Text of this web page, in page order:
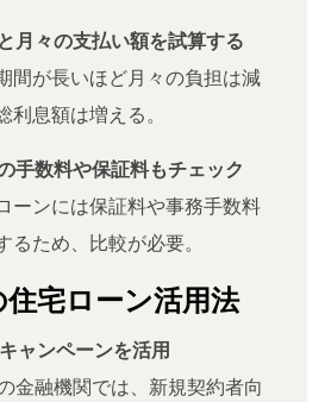
月々の支払い額を試算する
間が長いほど月々の負担は減
利息額は増える。
手数料や保証料もチェック
ーンには保証料や事務手数料
るため、比較が必要。
宅ローン活用法
ャンペーンを活用
金融機関では、新規契約者向